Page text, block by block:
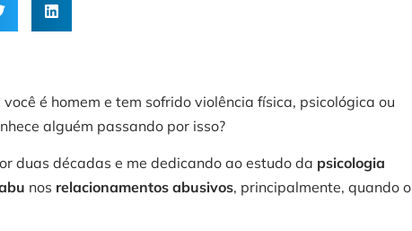
é homem e tem sofrido violência física, psicológica ou
alguém passando por isso?
duas décadas e me dedicando ao estudo da psicologia
nos relacionamentos abusivos, principalmente, quando o